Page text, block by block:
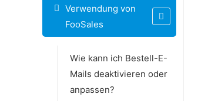
Verwendung von
FooSales
Wie kann ich Bestell-E-
Mails deaktivieren oder
anpassen?